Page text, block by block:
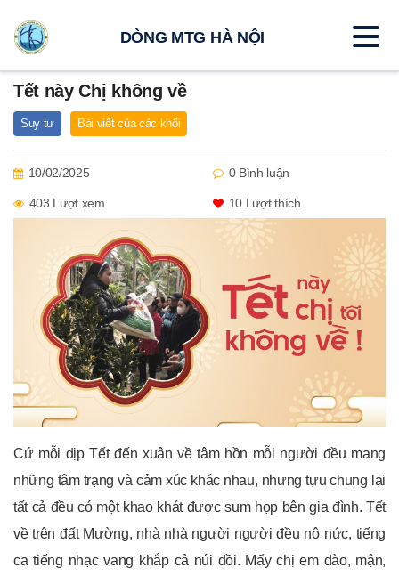
Tết này Chị không về
Suy tư Bài viết của các khối
10/02/2025 0 Bình luận
403 Lượt xem 10 Lượt thích
Cứ mỗi dịp Tết đến xuân về tâm hồn mỗi người đều mang
những tâm trạng và cảm xúc khác nhau, nhưng tựu chung lại
tất cả đều có một khao khát được sum họp bên gia đình. Tết
về trên đất Mường, nhà nhà người người đều nô nức, tiếng
ca tiếng nhạc vang khắp cả núi đồi. Mấy chị em đào, mận,
DÒNG MTG HÀ NỘI